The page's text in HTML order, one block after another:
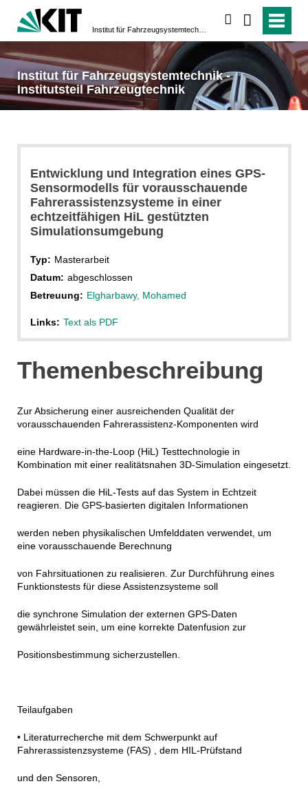
Institut für Fahrzeugsystemtechnik -
Institutsteil Fahrzeugtechnik
Entwicklung und Integration eines GPS-
Sensormodells für vorausschauende
Fahrerassistenzsysteme in einer
echtzeitfähigen HiL gestützten
Simulationsumgebung
Typ: Masterarbeit
Datum: abgeschlossen
Betreuung: Elgharbawy, Mohamed
Links: Text als PDF
Themenbeschreibung
Zur Absicherung einer ausreichenden Qualität der
vorausschauenden Fahrerassistenz-Komponenten wird
eine Hardware-in-the-Loop (HiL) Testtechnologie in
Kombination mit einer realitätsnahen 3D-Simulation eingesetzt.
Dabei müssen die HiL-Tests auf das System in Echtzeit
reagieren. Die GPS-basierten digitalen Informationen
werden neben physikalischen Umfelddaten verwendet, um
eine vorausschauende Berechnung
von Fahrsituationen zu realisieren. Zur Durchführung eines
Funktionstests für diese Assistenzsysteme soll
die synchrone Simulation der externen GPS-Daten
gewährleistet sein, um eine korrekte Datenfusion zur
Positionsbestimmung sicherzustellen.
Teilaufgaben
• Literaturrecherche mit dem Schwerpunkt auf
Fahrerassistenzsysteme (FAS) , dem HIL-Prüfstand
und den Sensoren,